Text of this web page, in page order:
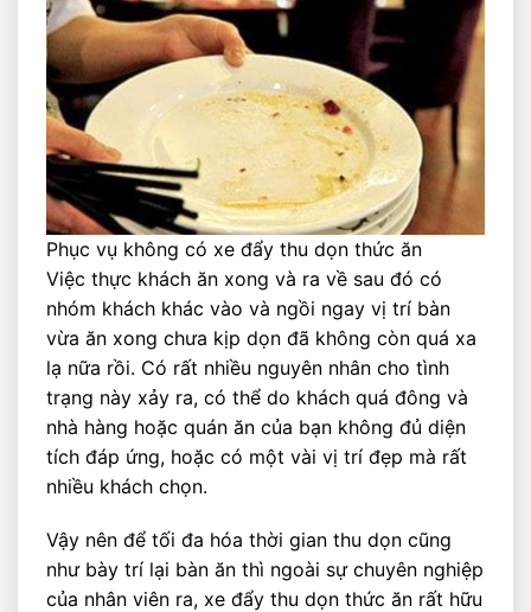
Phục vụ không có xe đẩy thu dọn thức ăn
Việc thực khách ăn xong và ra về sau đó có
nhóm khách khác vào và ngồi ngay vị trí bàn
vừa ăn xong chưa kịp dọn đã không còn quá xa
lạ nữa rồi. Có rất nhiều nguyên nhân cho tình
trạng này xảy ra, có thể do khách quá đông và
nhà hàng hoặc quán ăn của bạn không đủ diện
tích đáp ứng, hoặc có một vài vị trí đẹp mà rất
nhiều khách chọn.
Vậy nên để tối đa hóa thời gian thu dọn cũng
như bày trí lại bàn ăn thì ngoài sự chuyên nghiệp
của nhân viên ra, xe đẩy thu dọn thức ăn rất hữu